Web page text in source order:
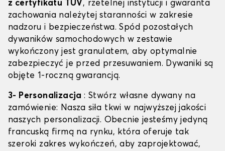
z certyfikatu TÜV, rzetelnej instytucji i gwaranta
zachowania należytej staranności w zakresie
nadzoru i bezpieczeństwa. Spód pozostałych
dywaników samochodowych w zestawie
wykończony jest granulatem, aby optymalnie
zabezpieczyć je przed przesuwaniem. Dywaniki są
objęte 1-roczną gwarancją.
3- Personalizacja: Stwórz własne dywany na
zamówienie: Nasza siła tkwi w najwyższej jakości
naszych personalizacji. Obecnie jesteśmy jedyną
francuską firmą na rynku, która oferuje tak
szeroki zakres wykończeń, aby zaprojektować,